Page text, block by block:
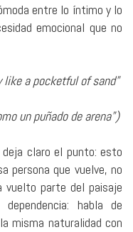
entre lo íntimo y lo
emocional que no
like a pocketful of sand”
un puñado de arena”)
claro el punto: esto
persona que vuelve, no
vuelto parte del paisaje
habla de
misma naturalidad con